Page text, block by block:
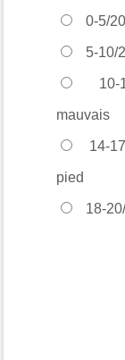
0-5/
5-10/
10-
mauvais
14-
pied
18-